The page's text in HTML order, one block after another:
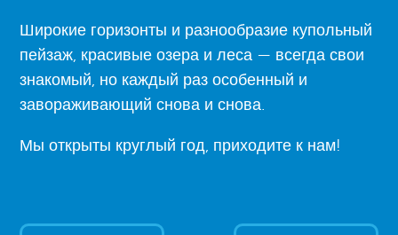
Широкие горизонты и разнообразие купольный
пейзаж, красивые озера и леса — всегда свои
знакомый, но каждый раз особенный и
завораживающий снова и снова.
Мы открыты круглый год, приходите к нам!